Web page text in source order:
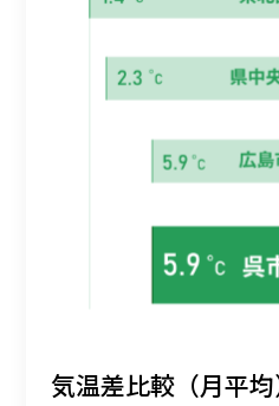
気温差比較（月平均